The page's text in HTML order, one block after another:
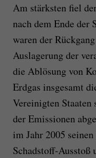
Am stärksten fiel
nach dem Ende der
waren der
Auslagerung der
die Ablösung von
Erdgas insgesamt
Vereinigten Staaten
der Emissionen
im Jahr 2005
Schadstoff-Ausstoß